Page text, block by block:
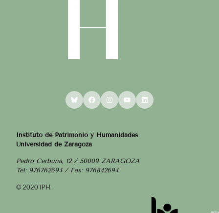
BlueskyFacebookInstagram
YouTubeLinkedIn
Instituto de Patrimonio y Humanidades
Universidad de Zaragoza
Pedro Cerbuna, 12 / 50009 ZARAGOZA
Tel: 976762694 / Fax: 976842694
© 2020 IPH.